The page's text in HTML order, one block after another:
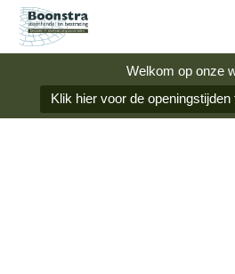
Welkom op onze
Klik hier voor de